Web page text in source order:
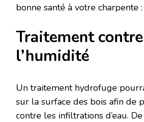
bonne santé à votre charpente :
Traitement contre
l’humidité
Un traitement hydrofuge
sur la surface des bois afin de
contre les infiltrations d’eau.